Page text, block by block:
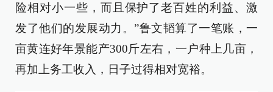
险相对小一些，而且保护了老百姓的利益、激
发了他们的发展动力。”鲁文韬算了一笔账，一
亩黄连好年景能产300斤左右，一户种上几亩，
再加上务工收入，日子过得相对宽裕。